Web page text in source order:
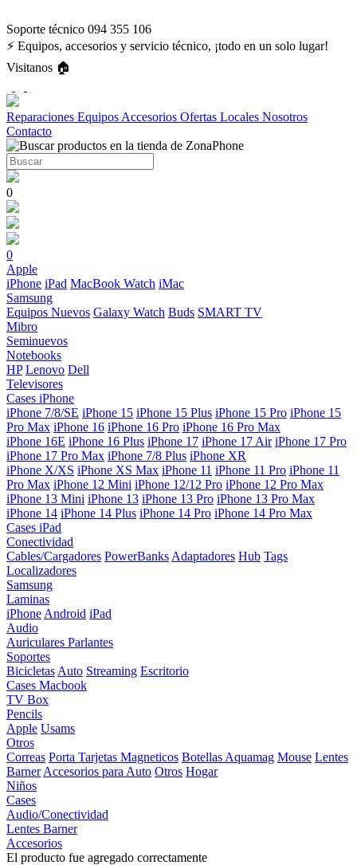
Soporte técnico 094 355 106
⚡ Equipos, accesorios y servicio técnico, ¡todo en un solo lugar!
Visitanos 🏠
Reparaciones Equipos Accesorios Ofertas Locales Nosotros
Contacto
0
0
Apple
iPhone iPad MacBook Watch iMac
Samsung
Equipos Nuevos Galaxy Watch Buds SMART TV
Mibro
Seminuevos
Notebooks
HP Lenovo Dell
Televisores
Cases iPhone
iPhone 7/8/SE iPhone 15 iPhone 15 Plus iPhone 15 Pro iPhone 15
Pro Max iPhone 16 iPhone 16 Pro iPhone 16 Pro Max
iPhone 16E iPhone 16 Plus iPhone 17 iPhone 17 Air iPhone 17 Pro
iPhone 17 Pro Max iPhone 7/8 Plus iPhone XR
iPhone X/XS iPhone XS Max iPhone 11 iPhone 11 Pro iPhone 11
Pro Max iPhone 12 Mini iPhone 12/12 Pro iPhone 12 Pro Max
iPhone 13 Mini iPhone 13 iPhone 13 Pro iPhone 13 Pro Max
iPhone 14 iPhone 14 Plus iPhone 14 Pro iPhone 14 Pro Max
Cases iPad
Conectividad
Cables/Cargadores PowerBanks Adaptadores Hub Tags
Localizadores
Samsung
Laminas
iPhone Android iPad
Audio
Auriculares Parlantes
Soportes
Bicicletas Auto Streaming Escritorio
Cases Macbook
TV Box
Pencils
Apple Usams
Otros
Correas Porta Tarjetas Magneticos Botellas Aquamag Mouse Lentes
Barner Accesorios para Auto Otros Hogar
Niños
Cases
Audio/Conectividad
Lentes Barner
Accesorios
El producto fue agregado correctamente